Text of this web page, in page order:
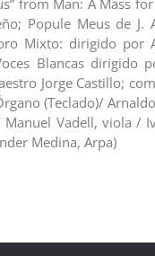
Popule Meus de J.
Mixto: dirigido por
Blancas dirigido
Jorge Castillo;
(Teclado)/
Vadell, viola /
Medina, Arpa)